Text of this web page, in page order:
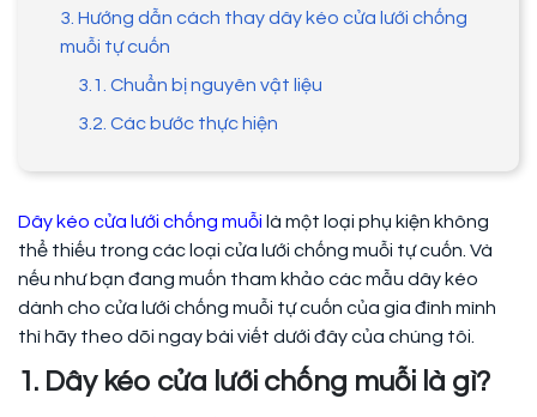
3. Hướng dẫn cách thay dây kéo cửa lưới chống
muỗi tự cuốn
3.1. Chuẩn bị nguyên vật liệu
3.2. Các bước thực hiện
Dây kéo cửa lưới chống muỗi là một loại phụ kiện không
thể thiếu trong các loại cửa lưới chống muỗi tự cuốn. Và
nếu như bạn đang muốn tham khảo các mẫu dây kéo
dành cho cửa lưới chống muỗi tự cuốn của gia đình mình
thì hãy theo dõi ngay bài viết dưới đây của chúng tôi.
1. Dây kéo cửa lưới chống muỗi là gì?